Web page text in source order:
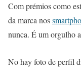
Com prémios como
da marca nos
nunca. É um orgulho
No hay foto de perfil